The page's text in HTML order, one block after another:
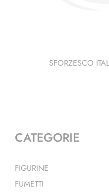
SFORZESCO
CATEGORIE
FIGURINE
FUMETTI